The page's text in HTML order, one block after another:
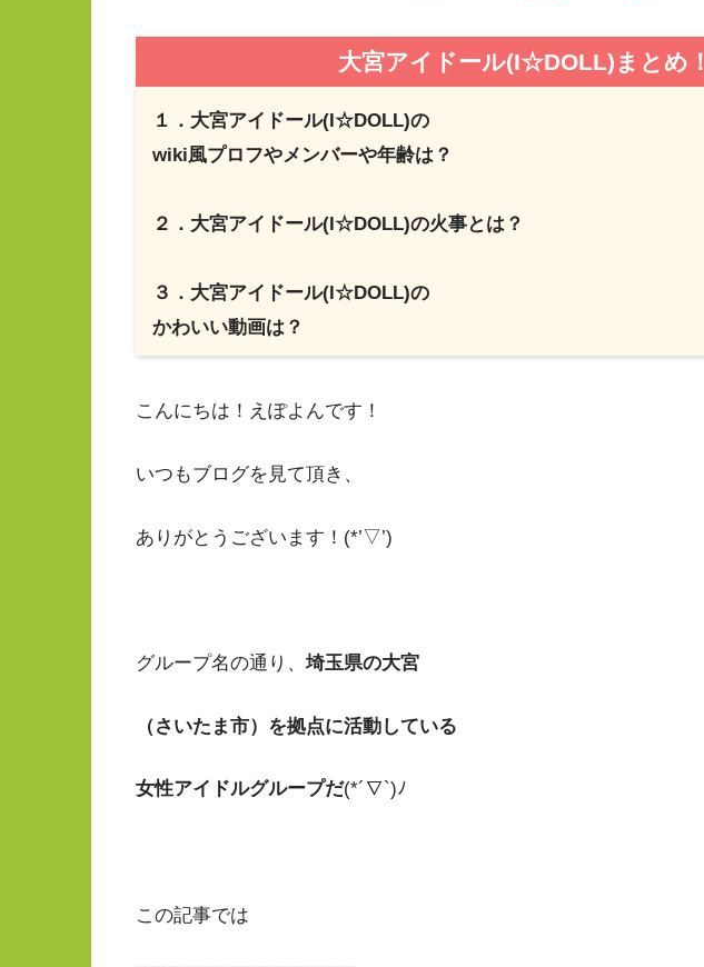
大宮アイドール(I☆DOLL)まとめ！
１．大宮アイドール(I☆DOLL)の
wiki風プロフやメンバーや年齢は？
２．大宮アイドール(I☆DOLL)の火事とは？
３．大宮アイドール(I☆DOLL)の
かわいい動画は？
こんにちは！えぽよんです！
いつもブログを見て頂き、
ありがとうございます！(*’▽’)
グループ名の通り、 埼玉県の大宮
（さいたま市）を拠点に活動している
女性アイドルグループだ(*´∇`)ﾉ
この記事では